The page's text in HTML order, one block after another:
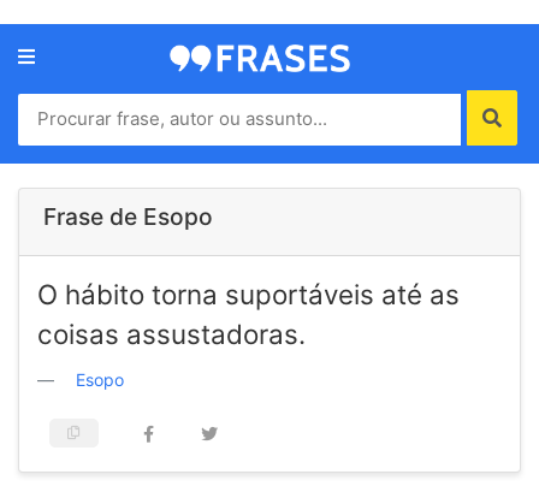
Menu
Home
Autores
de
Frase de Esopo
O hábito torna suportáveis até as
coisas assustadoras.
Esopo